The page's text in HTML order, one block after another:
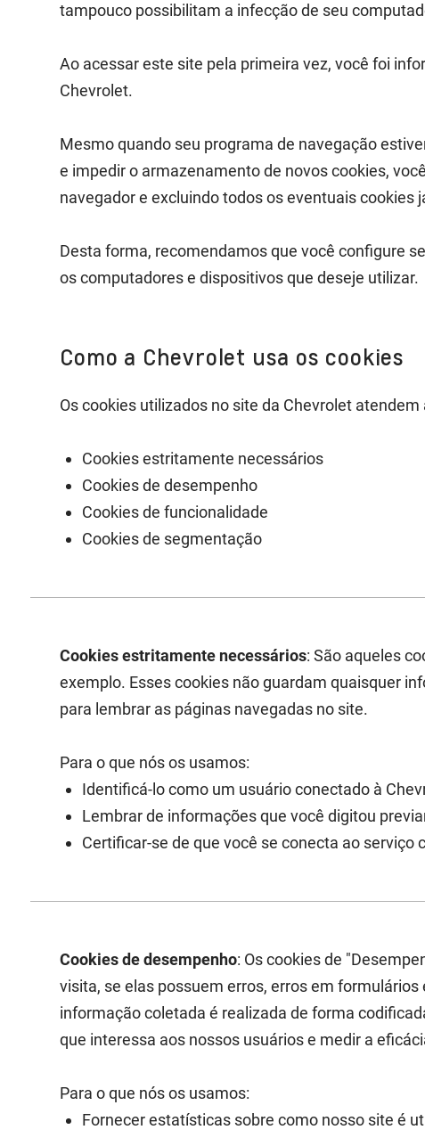
tampouco possibilitam a infecção de seu
Ao acessar este site pela primeira vez, você foi
Chevrolet.
Mesmo quando seu programa de navegação
e impedir o armazenamento de novos cookies,
navegador e excluindo todos os eventuais cookies
Desta forma, recomendamos que você configure
os computadores e dispositivos que deseje utilizar.
Como a Chevrolet usa os cookies
Os cookies utilizados no site da Chevrolet
Cookies estritamente necessários
Cookies de desempenho
Cookies de funcionalidade
Cookies de segmentação
Cookies estritamente necessários: São aqueles
exemplo. Esses cookies não guardam quaisquer
para lembrar as páginas navegadas no site.
Para o que nós os usamos:
Identificá-lo como um usuário conectado à
Lembrar de informações que você digitou
Certificar-se de que você se conecta ao
Cookies de desempenho: Os cookies de
visita, se elas possuem erros, erros em
informação coletada é realizada de forma
que interessa aos nossos usuários e medir a
Para o que nós os usamos:
Fornecer estatísticas sobre como nosso site é